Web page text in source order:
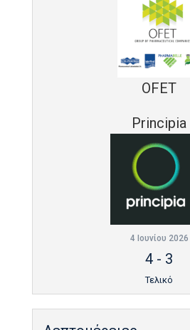
OFET
Principia
4 Ιουνίου 2026
4 - 3
Τελικό